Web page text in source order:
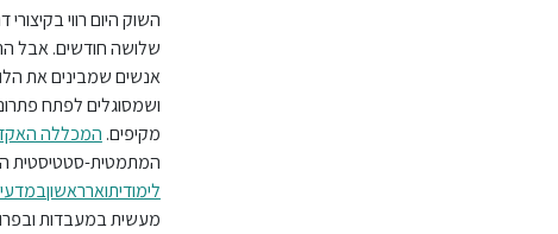
השוק היום רווי
שלושה חודשים. אבל
אנשים שמבינים את
ושמסוגלים לפתח
מקיפים. המכללה
המתמטית-סטטיסטית
מעשית במעבדות